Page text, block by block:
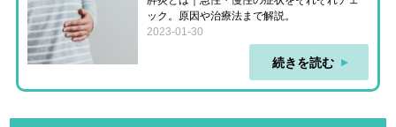
ック。原因や治療法まで解説。
2023-01-30
続きを読む